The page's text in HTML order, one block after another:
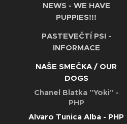
NEWS - WE HAVE
PUPPIES!!!
PASTEVEČTÍ PSI -
INFORMACE
NAŠE SMEČKA / OUR
DOGS
Chanel Blatka "Yoki" -
PHP
Alvaro Tunica Alba - PHP